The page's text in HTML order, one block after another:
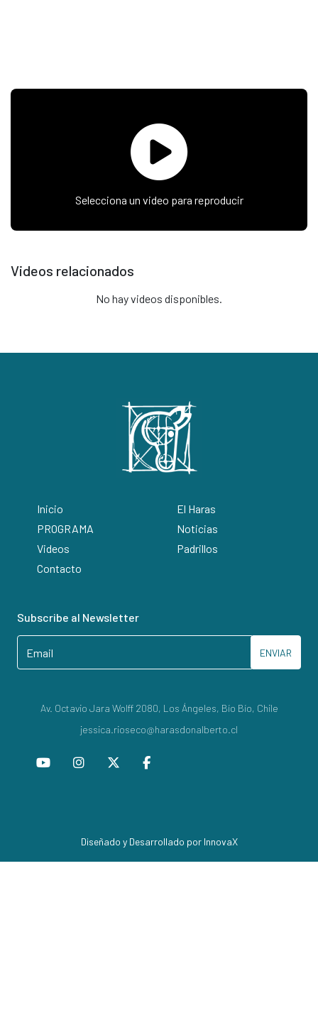
Selecciona un video para reproducir
Videos relacionados
No hay videos disponibles.
Inicio
El Haras
PROGRAMA
Noticias
Videos
Padrillos
Contacto
Subscribe al Newsletter
ENVIAR
Av. Octavio Jara Wolff 2080, Los Ángeles, Bío Bío, Chile
jessica.rioseco@harasdonalberto.cl
Diseñado y Desarrollado por InnovaX